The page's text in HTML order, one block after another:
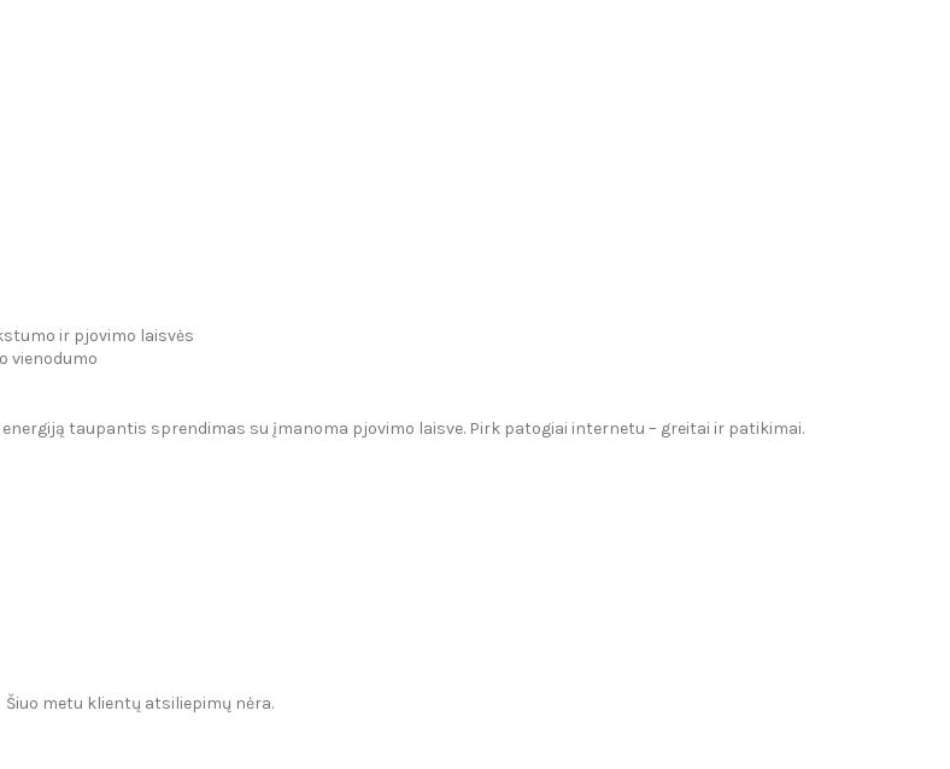
ir pjovimo laisvės
vienodumo
taupantis sprendimas su įmanoma pjovimo laisve. Pirk patogiai internetu – greitai ir patikimai.
Šiuo metu klientų atsiliepimų nėra.